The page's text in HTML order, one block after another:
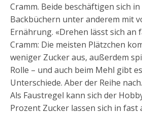
Cramm. Beide beschäftigen sich
Backbüchern unter anderem mit
Ernährung. «Drehen lässt sich an
Cramm: Die meisten Plätzchen
weniger Zucker aus, außerdem
Rolle – und auch beim Mehl gibt
Unterschiede. Aber der Reihe nach.
Als Faustregel kann sich der
Prozent Zucker lassen sich in fast